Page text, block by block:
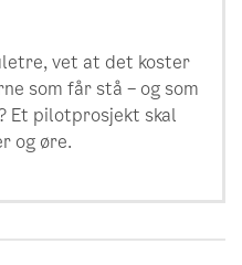
vet at det koster
som får stå – og som
Et pilotprosjekt skal
og øre.